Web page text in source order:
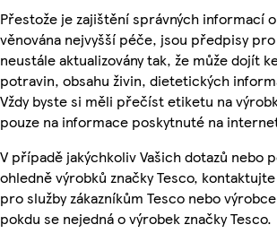
Přestože je zajištění správných informací
věnována nejvyšší péče, jsou předpisy
neustále aktualizovány tak, že může dojít
potravin, obsahu živin, dietetických
Vždy byste si měli přečíst etiketu na
pouze na informace poskytnuté na
V případě jakýchkoliv Vašich dotazů nebo
ohledně výrobků značky Tesco,
pro služby zákazníkům Tesco nebo
pokdu se nejedná o výrobek značky Tesco.